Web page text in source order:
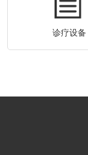
诊疗设备